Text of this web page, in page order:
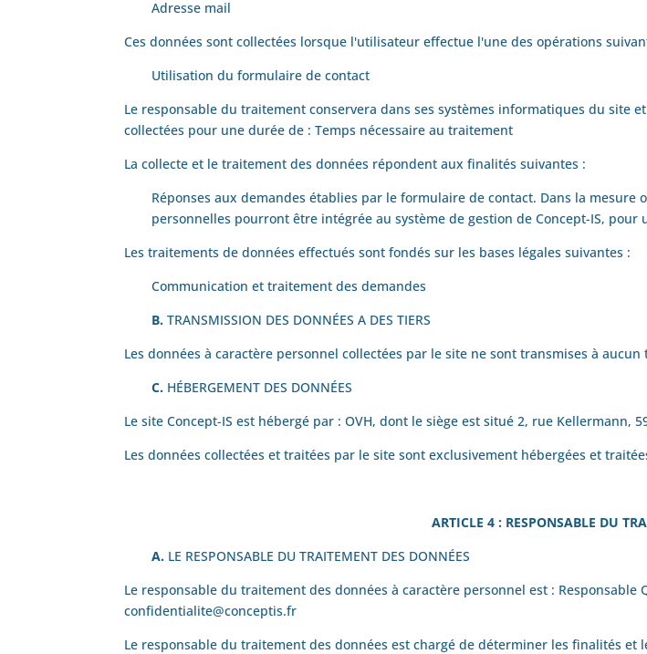
Adresse mail
Ces données sont collectées lorsque l'utilisateur effectue l'une des opérations
Utilisation du formulaire de contact
Le responsable du traitement conservera dans ses systèmes informatiques du site
collectées pour une durée de :Temps nécessaire au traitement
La collecte et le traitement des données répondent aux finalités suivantes :
Réponses aux demandes établies par le formulaire de contact. Dans la
personnelles pourront être intégrée au système de gestion de Concept-IS, pour
Les traitements de données effectués sont fondés sur les bases légales suivantes :
Communication et traitement des demandes
B. TRANSMISSION DES DONNÉES A DES TIERS
Les données à caractère personnel collectées par le site ne sont transmises à
C. HÉBERGEMENT DES DONNÉES
Le siteConcept-IS est hébergé par :OVH, dont le siège est situé 2, rue Kellermann,
Les données collectées et traitées par le site sont exclusivement hébergées et
ARTICLE 4 : RESPONSABLE DU
A. LE RESPONSABLE DU TRAITEMENT DES DONNÉES
Le responsable du traitement des données à caractère personnel est : Responsable
confidentialite@conceptis.fr
Le responsable du traitement des données est chargé de déterminer les finalités